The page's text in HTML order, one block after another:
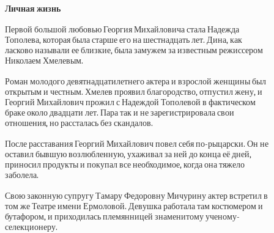
Личная жизнь
Первой большой любовью Георгия Михайловича стала Надежда
Тополева, которая была старше его на шестнадцать лет. Дина, как
ласково называли ее близкие, была замужем за известным режиссером
Николаем Хмелевым.
Роман молодого девятнадцатилетнего актера и взрослой женщины был
открытым и честным. Хмелев проявил благородство, отпустил жену, и
Георгий Михайлович прожил с Надеждой Тополевой в фактическом
браке около двадцати лет. Пара так и не зарегистрировала свои
отношения, но рассталась без скандалов.
После расставания Георгий Михайлович повел себя по-рыцарски. Он не
оставил бывшую возлюбленную, ухаживал за ней до конца её дней,
приносил продукты и покупал все необходимое, когда она тяжело
заболела.
Свою законную супругу Тамару Федоровну Мичурину актер встретил в
том же Театре имени Ермоловой. Девушка работала там костюмером и
бутафором, и приходилась племянницей знаменитому ученому-
селекционеру.